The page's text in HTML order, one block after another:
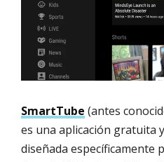
SmartTube (antes
es una aplicación gratuita
diseñada específicamente